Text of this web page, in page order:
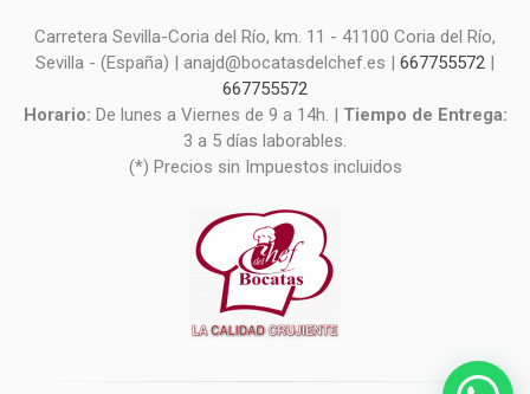
Carretera Sevilla-Coria del Río, km. 11 - 41100 Coria del Río,
Sevilla - (España) | anajd@bocatasdelchef.es | 667755572
667755572
Horario: De lunes a Viernes de 9 a 14h. | Tiempo de Entrega:
3 a 5 días laborables.
(*) Precios sin Impuestos incluidos